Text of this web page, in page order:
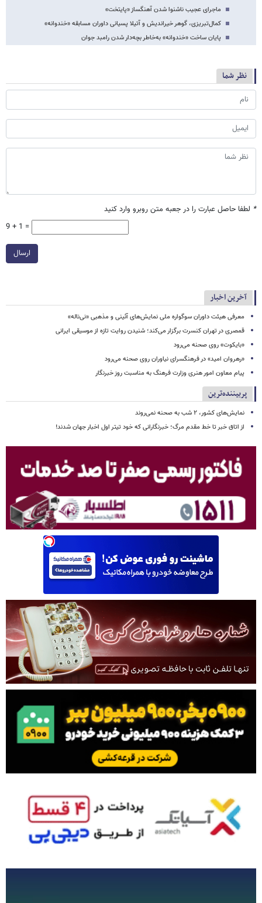
ماجرای عجیب ناشنوا شدن آهنگساز «پایتخت»
کمال‌تبریزی، گوهر خیراندیش و آتیلا پسیانی داوران مسابقه «خندوانه»
پایان ساخت «خندوانه» به‌خاطر بچه‌دار شدن رامبد جوان
نظر شما
* لطفا حاصل عبارت را در جعبه متن روبرو وارد کنید
9 + 1 =
ارسال
آخرین اخبار
معرفی هیئت داوران سوگواره ملی نمایش‌های آئینی و مذهبی «نی‌ناله»
قمصری در تهران کنسرت برگزار می‌کند؛ شنیدن روایت تازه از موسیقی ایرانی
«بایکوت» روی صحنه می‌رود
«رهروان امید» در فرهنگسرای نیاوران روی صحنه می‌رود
پیام معاون امور هنری وزارت فرهنگ به مناسبت روز خبرنگار
پربیننده‌ترین
نمایش‌های کشور، ٢ شب به صحنه نمی‌روند
از اتاق خبر تا خط مقدم مرگ؛ خبرنگارانی که خود تیتر اول اخبار جهان شدند!